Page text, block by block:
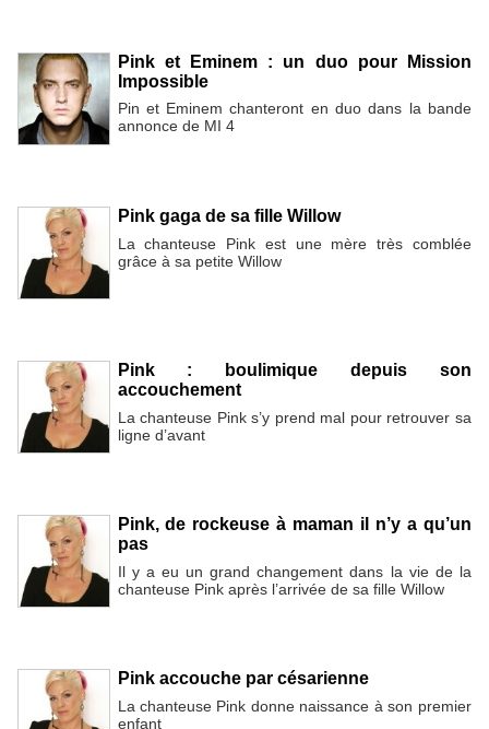
Pink et Eminem : un duo pour Mission
Impossible
Pin et Eminem chanteront en duo dans la bande
annonce de MI 4
Pink gaga de sa fille Willow
La chanteuse Pink est une mère très comblée
grâce à sa petite Willow
Pink : boulimique depuis son
accouchement
La chanteuse Pink s’y prend mal pour retrouver sa
ligne d’avant
Pink, de rockeuse à maman il n’y a qu’un
pas
Il y a eu un grand changement dans la vie de la
chanteuse Pink après l’arrivée de sa fille Willow
Pink accouche par césarienne
La chanteuse Pink donne naissance à son premier
enfant